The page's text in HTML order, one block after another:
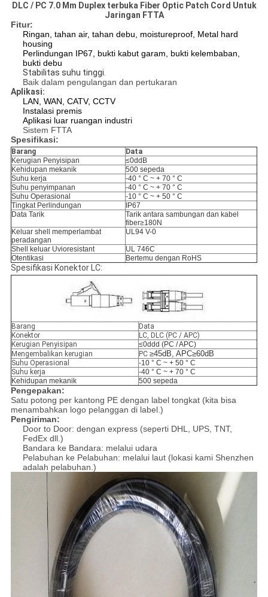
DLC / PC 7.0 Mm Duplex terbuka Fiber Optic Patch Cord Untuk
Jaringan FTTA
Fitur:
Ringan, tahan air, tahan debu, moistureproof, Metal hard
housing
Perlindungan IP67, bukti kabut garam, bukti kelembaban,
bukti debu
Stabilitas suhu tinggi.
Baik dalam pengulangan dan pertukaran
Aplikasi:
LAN, WAN, CATV, CCTV
Instalasi premis
Aplikasi luar ruangan industri
Sistem FTTA
Spesifikasi:
Barang
Data
Kerugian Penyisipan
≤0ddB
Kehidupan mekanik
500 sepeda
Suhu kerja
-40 ° C ~ + 70 ° C
Suhu penyimpanan
-40 ° C ~ + 70 ° C
Suhu Operasional
-10 ° C ~ + 50 ° C
Tingkat Perlindungan
IP67
Data Tarik
Tarik antara sambungan dan kabel
fiber≥180N
Keluar shell memperlambat
peradangan
UL94 V-0
Shell keluar Uvioresistant
UL 746C
Otentikasi
Bertemu dengan RoHS
Spesifikasi Konektor LC:
Barang
Data
Konektor
LC, DLC (PC / APC)
Kerugian Penyisipan
≤0ddd (PC / APC)
Mengembalikan kerugian
PC ≥45dB, APC≥60dB
Suhu Operasional
-10 ° C ~ + 50 ° C
Suhu kerja
-40 ° C ~ + 70 ° C
Kehidupan mekanik
500 sepeda
Pengepakan:
Satu potong per kantong PE dengan label tongkat (kita bisa
menambahkan logo pelanggan di label.)
Pengiriman:
Door to Door: dengan express (seperti DHL, UPS, TNT,
FedEx dll.)
Bandara ke Bandara: melalui udara
Pelabuhan ke Pelabuhan: melalui laut (lokasi kami Shenzhen
adalah pelabuhan.)